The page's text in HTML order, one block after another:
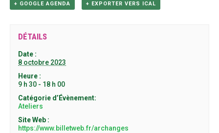
+ GOOGLE AGENDA + EXPORTER VERS ICAL
DÉTAILS
Date :
8 octobre 2023
Heure :
9 h 30 - 18 h 00
Catégorie d’Évènement:
Ateliers
Site Web :
https://www.billetweb.fr/archanges